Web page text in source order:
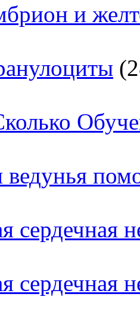
и
ведунья
сердечная
сердечная